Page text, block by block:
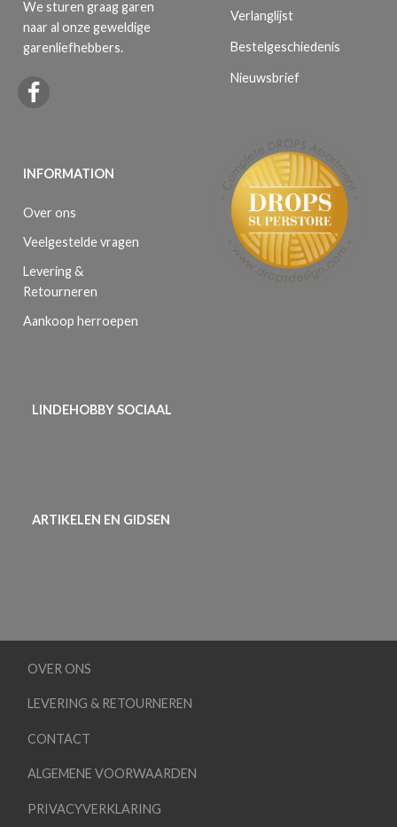
We sturen graag garen
naar al onze geweldige
garenliefhebbers.
INFORMATION
Over ons
Veelgestelde vragen
Levering &
Retourneren
Aankoop herroepen
Verlanglijst
Bestelgeschiedenis
Nieuwsbrief
LINDEHOBBY SOCIAAL
ARTIKELEN EN GIDSEN
OVER ONS
LEVERING & RETOURNEREN
CONTACT
ALGEMENE VOORWAARDEN
PRIVACYVERKLARING